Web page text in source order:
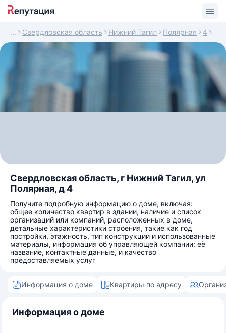
Свердловская область Нижний Тагил Полярная 4
Свердловская область, г Нижний Тагил, ул
Полярная, д 4
Получите подробную информацию о доме, включая:
общее количество квартир в здании, наличие и список
организаций или компаний, расположенных в доме,
детальные характеристики строения, такие как год
постройки, этажность, тип конструкции и использованные
материалы, информация об управляющей компании: её
название, контактные данные, и качество
предоставляемых услуг
Информация о доме Квартиры по адресу
Информация о доме